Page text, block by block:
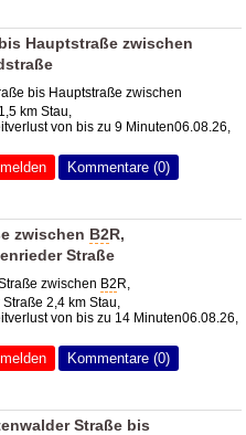
Hauptstraße zwischen
bis Hauptstraße zwischen
km Stau,
von bis zu 9 Minuten06.08.26,
Kommentare (0)
zwischen B2R,
Straße
zwischen B2 R,
2,4 km Stau,
von bis zu 14 Minuten06.08.26,
Kommentare (0)
Straße bis